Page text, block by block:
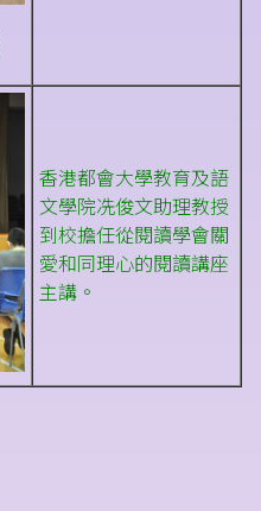
香港都會大學教育及語
文學院冼俊文助理教授
到校擔任從閱讀學會關
愛和同理心的閱讀講座
主講。